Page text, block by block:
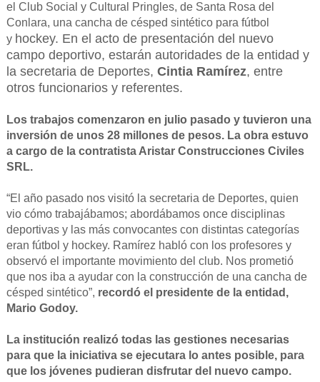
el Club Social y Cultural Pringles, de Santa Rosa del
Conlara, una cancha de césped sintético para fútbol
y hockey. En el acto de presentación del nuevo
campo deportivo, estarán autoridades de la entidad y
la secretaria de Deportes, Cintia Ramírez, entre
otros funcionarios y referentes.
Los trabajos comenzaron en julio pasado y tuvieron una
inversión de unos 28 millones de pesos. La obra estuvo
a cargo de la contratista Aristar Construcciones Civiles
SRL.
“El año pasado nos visitó la secretaria de Deportes, quien
vio cómo trabajábamos; abordábamos once disciplinas
deportivas y las más convocantes con distintas categorías
eran fútbol y hockey. Ramírez habló con los profesores y
observó el importante movimiento del club. Nos prometió
que nos iba a ayudar con la construcción de una cancha de
césped sintético”, recordó el presidente de la entidad,
Mario Godoy.
La institución realizó todas las gestiones necesarias
para que la iniciativa se ejecutara lo antes posible, para
que los jóvenes pudieran disfrutar del nuevo campo.